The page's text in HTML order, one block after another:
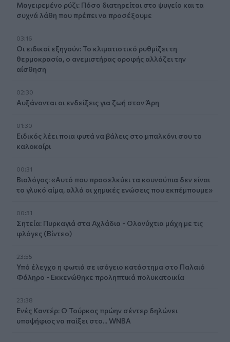
Μαγειρεμένο ρύζι: Πόσο διατηρείται στο ψυγείο και τα
συχνά λάθη που πρέπει να προσέξουμε
03:16
Οι ειδικοί εξηγούν: Το κλιματιστικό ρυθμίζει τη
θερμοκρασία, ο ανεμιστήρας οροφής αλλάζει την
αίσθηση
02:30
Αυξάνονται οι ενδείξεις για ζωή στον Άρη
01:30
Ειδικός λέει ποια φυτά να βάλεις στο μπαλκόνι σου το
καλοκαίρι
00:31
Βιολόγος: «Αυτό που προσελκύει τα κουνούπια δεν είναι
το γλυκό αίμα, αλλά οι χημικές ενώσεις που εκπέμπουμε»
00:31
Σητεία: Πυρκαγιά στα Αχλάδια - Ολονύχτια μάχη με τις
φλόγες (Βίντεο)
23:55
Υπό έλεγχο η φωτιά σε ισόγειο κατάστημα στο Παλαιό
Φάληρο - Εκκενώθηκε προληπτικά πολυκατοικία
23:38
Ενές Καντέρ: Ο Τούρκος πρώην σέντερ δηλώνει
υποψήφιος να παίξει στο... WNBA